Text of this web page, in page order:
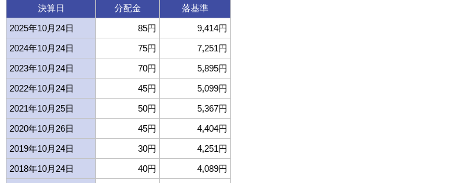
決算日 分配金
落基準
2025年10月24日
85円
9,414円
2024年10月24日
75円
7,251円
2023年10月24日
70円
5,895円
2022年10月24日
45円
5,099円
2021年10月25日
50円
5,367円
2020年10月26日
45円
4,404円
2019年10月24日
30円
4,251円
2018年10月24日
40円
4,089円